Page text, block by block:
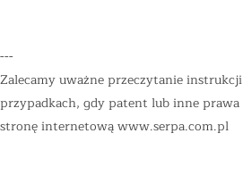
---
Zalecamy uważne przeczytanie
przypadkach, gdy patent lub inne
stronę internetowąwww.serpa.com.pl